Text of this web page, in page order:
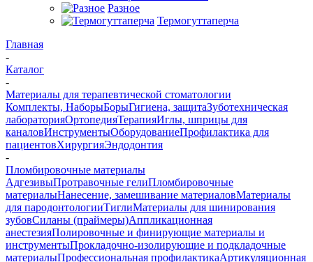
Разное
Термогуттаперча
Главная
-
Каталог
-
Материалы для терапевтической стоматологии
Комплекты, НаборыБорыГигиена, защитаЗуботехническая
лабораторияОртопедияТерапияИглы, шприцы для
каналовИнструментыОборудованиеПрофилактика для
пациентовХирургияЭндодонтия
-
Пломбировочные материалы
АдгезивыПротравочные гелиПломбировочные
материалыНанесение, замешивание материаловМатериалы
для пародонтологииТиглиМатериалы для шинирования
зубовСиланы (праймеры)Аппликационная
анестезияПолировочные и финирующие материалы и
инструментыПрокладочно-изолирующие и подкладочные
материалыПрофессиональная профилактикаАртикуляционная